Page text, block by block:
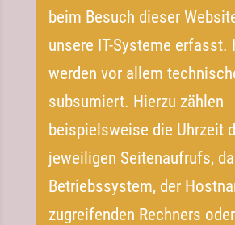
beim Besuch dieser
unsere IT-Systeme erfasst.
werden vor allem
subsumiert. Hierzu zählen
beispielsweise die Uhrzeit
jeweiligen Seitenaufrufs,
Betriebssystem, der
zugreifenden Rechners